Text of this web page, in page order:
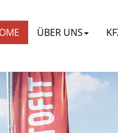
ÜBER UNS